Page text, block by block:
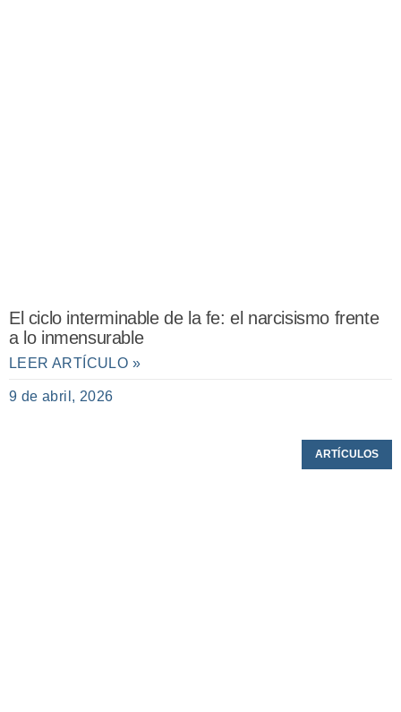
El ciclo interminable de la fe: el narcisismo frente
a lo inmensurable
LEER ARTÍCULO »
9 de abril, 2026
ARTÍCULOS